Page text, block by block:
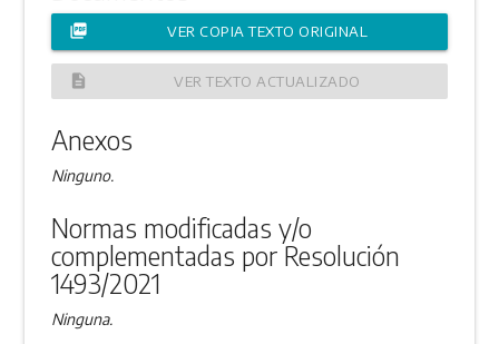
picture_as_pdf VER COPIA TEXTO ORIGINAL
description VER TEXTO ACTUALIZADO
Anexos
Ninguno.
Normas modificadas y/o
complementadas por Resolución
1493/2021
Ninguna.